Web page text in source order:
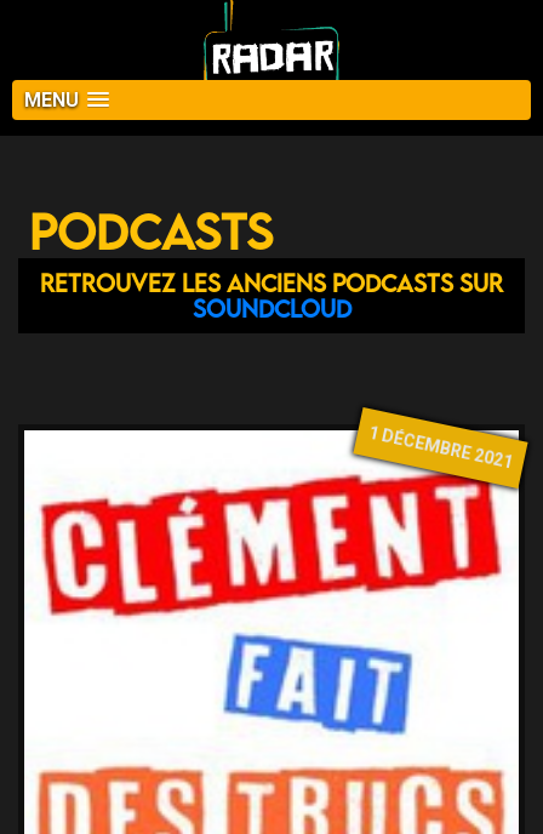
MENU
Podcasts
Retrouvez les anciens podcasts sur
Soundcloud
1 DÉCEMBRE 2021